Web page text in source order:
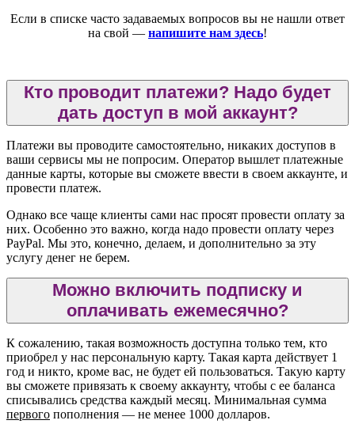
Если в списке часто задаваемых вопросов вы не нашли ответ
на свой — напишите нам здесь!
Кто проводит платежи? Надо будет
дать доступ в мой аккаунт?
Платежи вы проводите самостоятельно, никаких доступов в
ваши сервисы мы не попросим. Оператор вышлет платежные
данные карты, которые вы сможете ввести в своем аккаунте, и
провести платеж.
Однако все чаще клиенты сами нас просят провести оплату за
них. Особенно это важно, когда надо провести оплату через
PayPal. Мы это, конечно, делаем, и дополнительно за эту
услугу денег не берем.
Можно включить подписку и
оплачивать ежемесячно?
К сожалению, такая возможность доступна только тем, кто
приобрел у нас персональную карту. Такая карта действует 1
год и никто, кроме вас, не будет ей пользоваться. Такую карту
вы сможете привязать к своему аккаунту, чтобы с ее баланса
списывались средства каждый месяц. Минимальная сумма
первого пополнения — не менее 1000 долларов.